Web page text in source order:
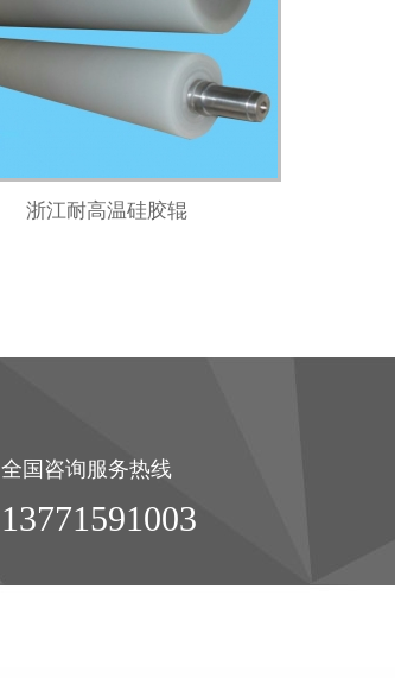
浙江耐高温硅胶辊
全国咨询服务热线
13771591003